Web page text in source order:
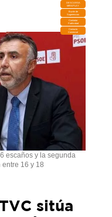
DESCARGA
MIRAPLAY
Buzón de
Sugerencias
Contratar
Publicidad
Contacto
Comercial
escaños y la segunda
16 y 18
sitúa